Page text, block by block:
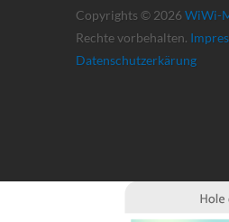
Copyrights © 2026 WiWi-
Rechte vorbehalten.
Datenschutzerkärung